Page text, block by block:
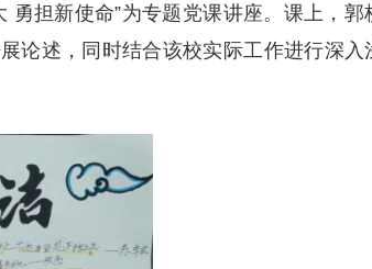
担新使命”为专题党课讲座。课上，郭
论述，同时结合该校实际工作进行深入